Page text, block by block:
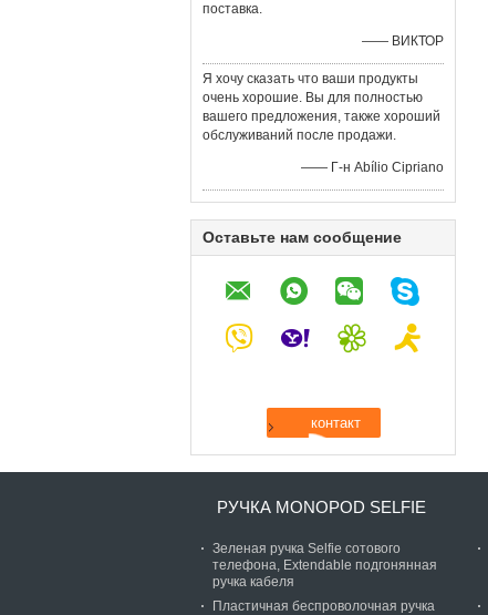
поставка.
—— ВИКТОР
Я хочу сказать что ваши продукты
очень хорошие. Вы для полностью
вашего предложения, также хороший
обслуживаний после продажи.
—— Г-н Abílio Cipriano
Оставьте нам сообщение
РУЧКА MONOPOD SELFIE
Зеленая ручка Selfie сотового
телефона, Extendable подгонянная
ручка кабеля
Пластичная беспроволочная ручка